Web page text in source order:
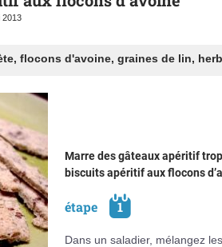
2013
, flocons d'avoine, graines de lin,
Marre des gâteaux apéritif
biscuits apéritif aux flocons
étape 1
Dans un saladier, mélangez